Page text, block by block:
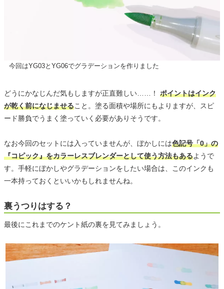
今回はYG03とYG06でグラデーションを作りました
どうにかなじんだ気もしますが正直難しい……！ ポイントはインク
が乾く前になじませること。塗る面積や場所にもよりますが、スピ
ード勝負でうまく塗っていく必要がありそうです。
なお今回のセットには入っていませんが、ぼかしには色記号「0」の
『コピック』をカラーレスブレンダーとして使う方法もあるようで
す。手軽にぼかしやグラデーションをしたい場合は、このインクも
一本持っておくといいかもしれませんね。
裏うつりはする？
最後にこれまでのケント紙の裏を見てみましょう。